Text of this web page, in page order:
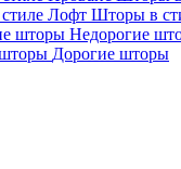
Шторы в
Недорогие
Дорогие шторы